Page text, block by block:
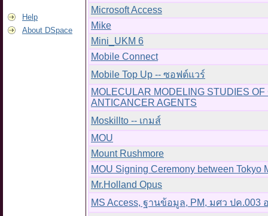
Help
About DSpace
Microsoft Access
Mike
Mini_UKM 6
Mobile Connect
Mobile Top Up -- ซอฟต์แวร์
MOLECULAR MODELING STUDIES
ANTICANCER AGENTS
Moskillto -- เกมส์
MOU
Mount Rushmore
MOU Signing Ceremony between
Mr.Holland Opus
MS Access, ฐานข้อมูล, PM, มศว ปค.003